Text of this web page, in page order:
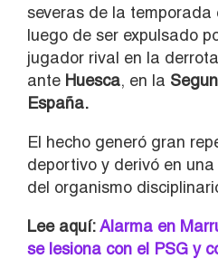
severas de la temporada
luego de ser expulsado
jugador rival en la
ante Huesca, en la
España.
El hecho generó gran
deportivo y derivó en
del organismo
Lee aquí:Alarma en
se lesiona con el PSG y